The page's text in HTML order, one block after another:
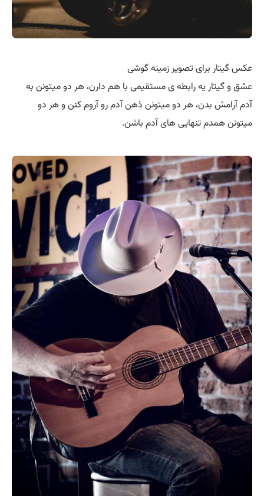
عکس گیتار برای تصویر زمینه گوشی
عشق و گیتار یه رابطه ی مستقیمی با هم دارن، هر دو میتونن به
آدم آرامش بدن، هر دو میتونن ذهن آدم رو آروم کنن و هر دو
میتونن همدم تنهایی های آدم باشن.